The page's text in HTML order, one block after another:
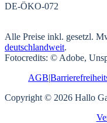
DE-ÖKO-072
Alle Preise inkl. gesetzl.
deutschlandweit.
Fotocredits: © Adobe,
AGB|
Copyright © 2026 Hallo